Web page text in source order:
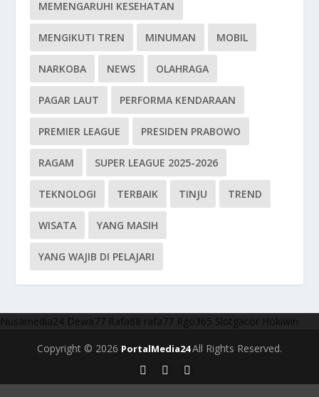
MEMENGARUHI KESEHATAN
MENGIKUTI TREN MINUMAN MOBIL
NARKOBA NEWS OLAHRAGA
PAGAR LAUT PERFORMA KENDARAAN
PREMIER LEAGUE PRESIDEN PRABOWO
RAGAM SUPER LEAGUE 2025-2026
TEKNOLOGI TERBAIK TINJU TREND
WISATA YANG MASIH
YANG WAJIB DI PELAJARI
Nusamedia24 Dewa77 Rafa88 rafa77 Rgo365 Slotgacor Hokiwin
Copyright © 2026 PortalMedia24All Rights Reserved.